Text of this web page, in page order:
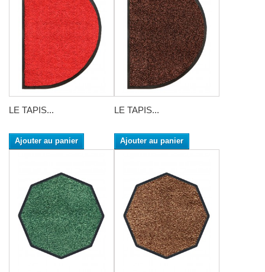
LE TAPIS...
Ajouter au panier
LE TAPIS...
Ajouter au panier